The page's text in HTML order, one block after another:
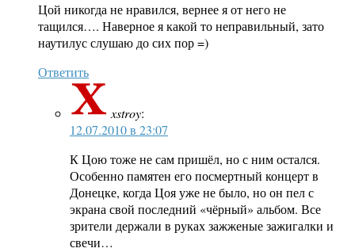
Цой никогда не нравился, вернее я от него не
тащился…. Наверное я какой то неправильный, зато
наутилус слушаю до сих пор =)
Ответить
xstroy:
12.07.2010 в 23:07
К Цою тоже не сам пришёл, но с ним остался.
Особенно памятен его посмертный концерт в
Донецке, когда Цоя уже не было, но он пел с
экрана свой последний «чёрный» альбом. Все
зрители держали в руках зажженые зажигалки и
свечи…